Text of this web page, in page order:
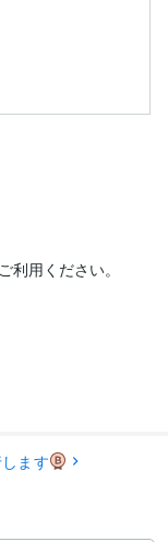
用ください。
ます